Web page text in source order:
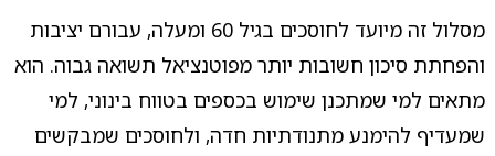
מסלול זה מיועד לחוסכים בגיל 60 ומעלה, עבורם יציבות
והפחתת סיכון חשובות יותר מפוטנציאל תשואה גבוה. הוא
מתאים למי שמתכנן שימוש בכספים בטווח בינוני, למי
שמעדיף להימנע מתנודתיות חדה, ולחוסכים שמבקשים